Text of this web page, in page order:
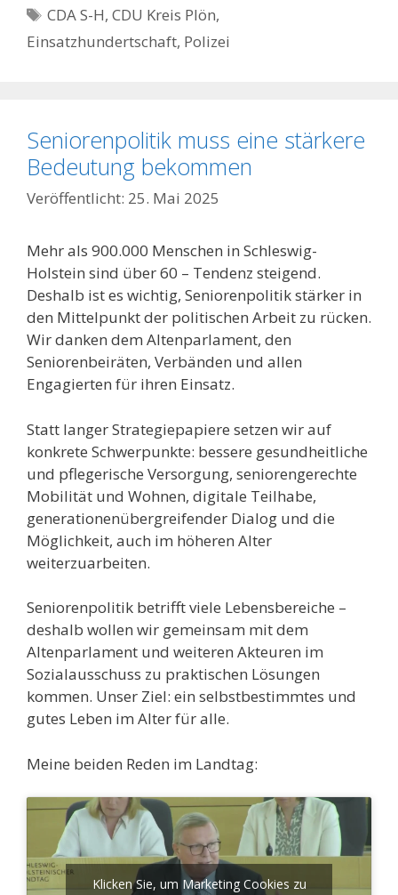
Schlagwörter
CDA S-H,CDU Kreis Plön,
Einsatzhundertschaft, Polizei
Seniorenpolitik muss eine stärkere
Bedeutung bekommen
25. Mai 2025
Mehr als 900.000 Menschen in Schleswig-
Holstein sind über 60 – Tendenz steigend.
Deshalb ist es wichtig, Seniorenpolitik stärker in
den Mittelpunkt der politischen Arbeit zu rücken.
Wir danken dem Altenparlament, den
Seniorenbeiräten, Verbänden und allen
Engagierten für ihren Einsatz.
Statt langer Strategiepapiere setzen wir auf
konkrete Schwerpunkte: bessere gesundheitliche
und pflegerische Versorgung, seniorengerechte
Mobilität und Wohnen, digitale Teilhabe,
generationenübergreifender Dialog und die
Möglichkeit, auch im höheren Alter
weiterzuarbeiten.
Seniorenpolitik betrifft viele Lebensbereiche –
deshalb wollen wir gemeinsam mit dem
Altenparlament und weiteren Akteuren im
Sozialausschuss zu praktischen Lösungen
kommen. Unser Ziel: ein selbstbestimmtes und
gutes Leben im Alter für alle.
Meine beiden Reden im Landtag:
Klicken Sie, um Marketing Cookies zu